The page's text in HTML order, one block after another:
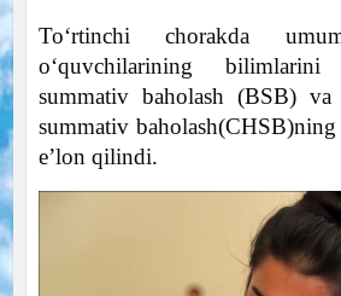
To‘rtinchi chorakda
o‘quvchilarining
summativ baholash (BSB) va
summativ
e’lon qilindi.